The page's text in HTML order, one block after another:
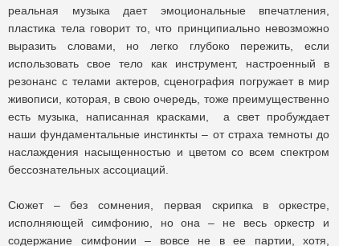
реальная музыка дает эмоциональные впечатления,
пластика тела говорит то, что принципиально невозможно
выразить словами, но легко глубоко пережить, если
использовать свое тело как инструмент, настроенный в
резонанс с телами актеров, сценография погружает в мир
живописи, которая, в свою очередь, тоже преимущественно
есть музыка, написанная красками, а свет пробуждает
наши фундаментальные инстинкты – от страха темноты до
наслаждения насыщенностью и цветом со всем спектром
бессознательных ассоциаций.
Сюжет – без сомнения, первая скрипка в оркестре,
исполняющей симфонию, но она – не весь оркестр и
содержание симфонии – вовсе не в ее партии, хотя,